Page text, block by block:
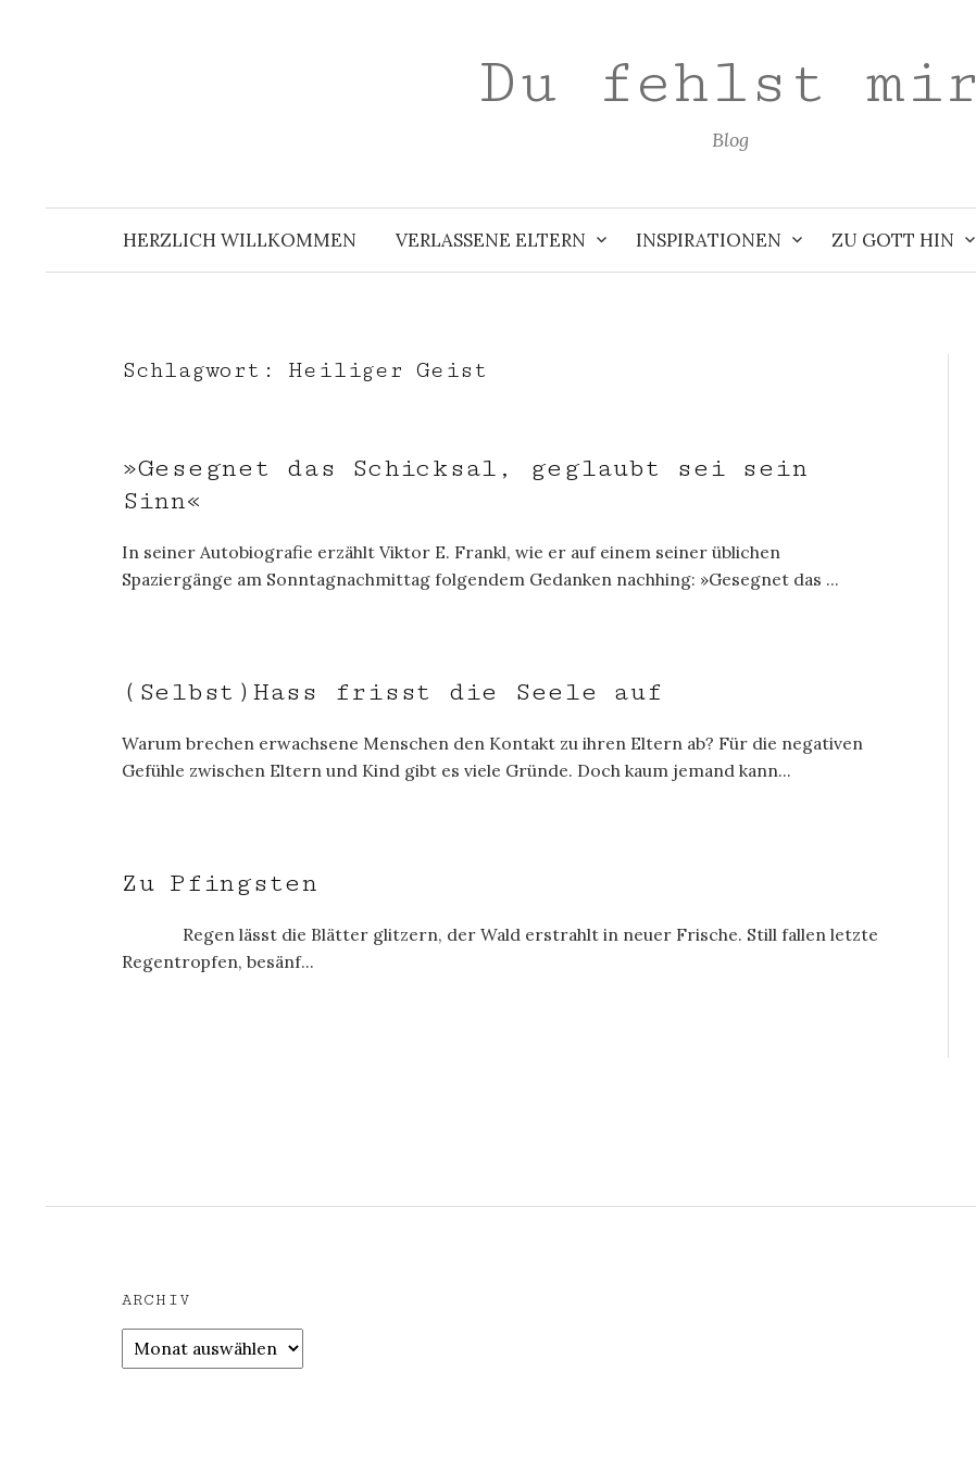
Du fehlst mir
Blog
HERZLICH WILLKOMMEN VERLASSENE ELTERN INSPIRATIONEN ZU GOTT HIN
Schlagwort: Heiliger Geist
»Gesegnet das Schicksal, geglaubt sei sein
Sinn«
In seiner Autobiografie erzählt Viktor E. Frankl, wie er auf einem seiner üblichen
Spaziergänge am Sonntagnachmittag folgendem Gedanken nachhing: »Gesegnet das ...
(Selbst)Hass frisst die Seele auf
Warum brechen erwachsene Menschen den Kontakt zu ihren Eltern ab? Für die negativen
Gefühle zwischen Eltern und Kind gibt es viele Gründe. Doch kaum jemand kann...
Zu Pfingsten
Regen lässt die Blätter glitzern, der Wald erstrahlt in neuer Frische. Still fallen letzte
Regentropfen, besänf...
ARCHIV
Archiv